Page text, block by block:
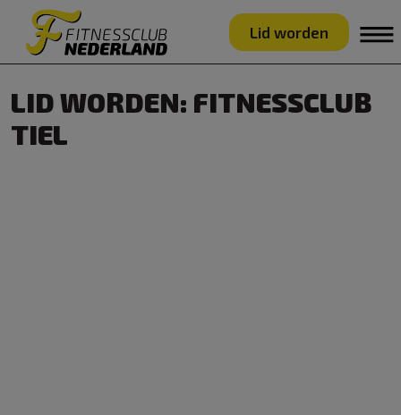
Lid worden
LID WORDEN: FITNESSCLUB
TIEL